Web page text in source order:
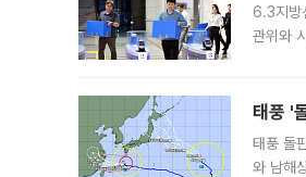
6.3지방
관위와
태풍 '
태풍 돌
와 남해